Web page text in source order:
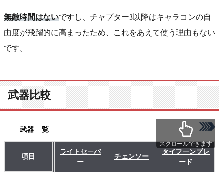
無敵時間はないですし、チャプター3以降はキャラコンの自
由度が飛躍的に高まったため、これをあえて使う理由もない
です。
武器比較
武器一覧
項目
ライトセーバ
ー
チェンソー
タイフーンブレ
ード
スクロールできます